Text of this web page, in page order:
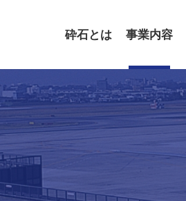
砕石とは 事業内容